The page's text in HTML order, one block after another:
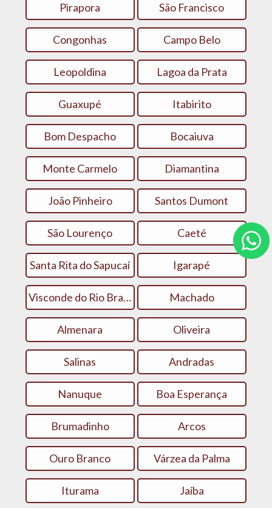
Pirapora São Francisco
Congonhas Campo Belo
Leopoldina Lagoa da Prata
Guaxupé Itabirito
Bom Despacho Bocaiuva
Monte Carmelo Diamantina‎
João Pinheiro Santos Dumont
São Lourenço Caeté
Santa Rita do Sapucaí Igarapé
Visconde do Rio Branco Machado
Almenara Oliveira
Salinas Andradas
Nanuque Boa Esperança
Brumadinho Arcos
Ouro Branco Várzea da Palma
Iturama Jaíba